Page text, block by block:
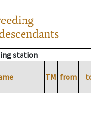
station
TM from